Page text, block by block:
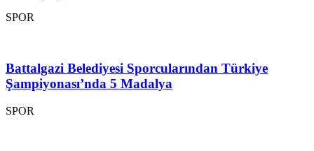
SPOR
Battalgazi Belediyesi Sporcularından Türkiye
Şampiyonası’nda 5 Madalya
SPOR